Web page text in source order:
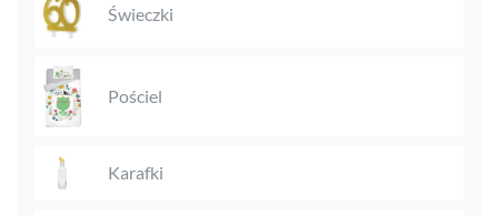
Świeczki
Pościel
Karafki